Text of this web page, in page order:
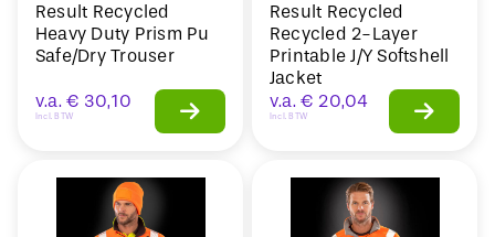
Result Recycled
Heavy Duty Prism Pu
Safe/Dry Trouser
v.a. € 30,10
Incl. BTW
Result Recycled
Recycled 2-Layer
Printable J/Y Softshell
Jacket
v.a. € 20,04
Incl. BTW